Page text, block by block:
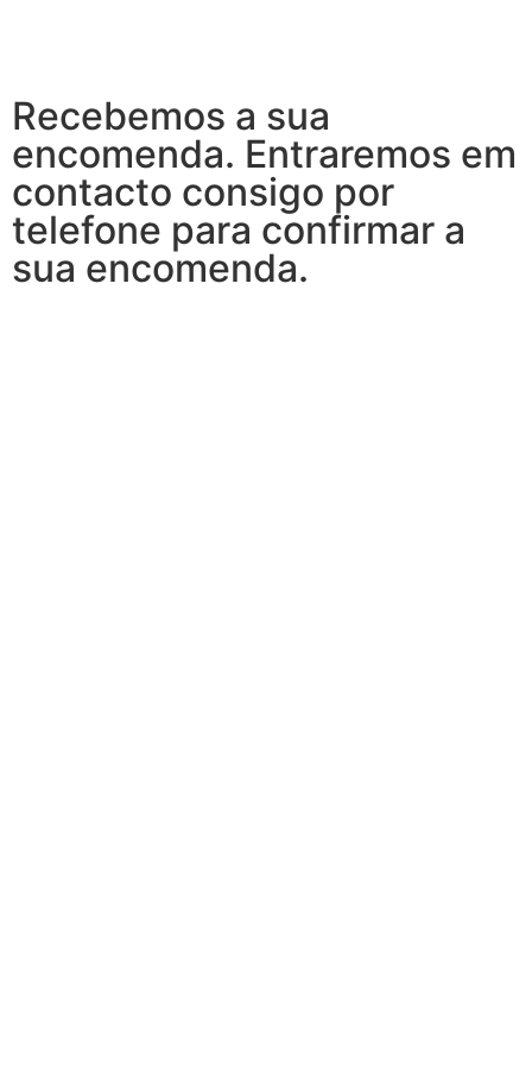
Recebemos a sua
encomenda. Entraremos em
contacto consigo por
telefone para confirmar a
sua encomenda.